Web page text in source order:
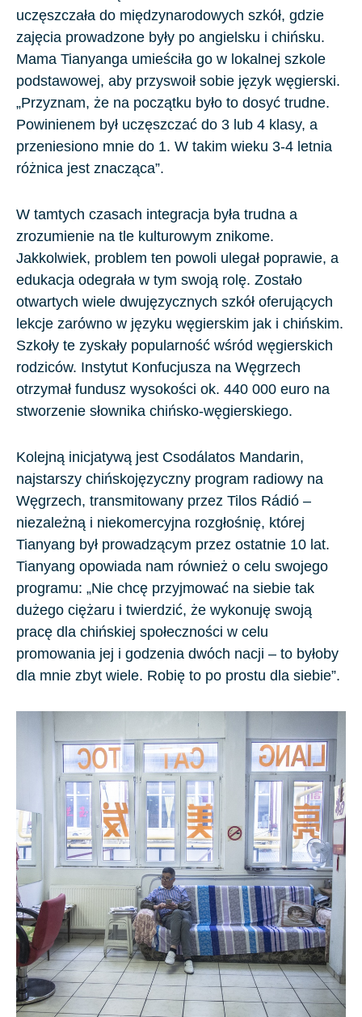
uczęszczała do międzynarodowych szkół, gdzie
zajęcia prowadzone były po angielsku i chińsku.
Mama Tianyanga umieściła go w lokalnej szkole
podstawowej, aby przyswoił sobie język węgierski.
„Przyznam, że na początku było to dosyć trudne.
Powinienem był uczęszczać do 3 lub 4 klasy, a
przeniesiono mnie do 1. W takim wieku 3-4 letnia
różnica jest znacząca”.
W tamtych czasach integracja była trudna a
zrozumienie na tle kulturowym znikome.
Jakkolwiek, problem ten powoli ulegał poprawie, a
edukacja odegrała w tym swoją rolę. Zostało
otwartych wiele dwujęzycznych szkół oferujących
lekcje zarówno w języku węgierskim jak i chińskim.
Szkoły te zyskały popularność wśród węgierskich
rodziców. Instytut Konfucjusza na Węgrzech
otrzymał fundusz wysokości ok. 440 000 euro na
stworzenie słownika chińsko-węgierskiego.
Kolejną inicjatywą jest Csodálatos Mandarin,
najstarszy chińskojęzyczny program radiowy na
Węgrzech, transmitowany przez Tilos Rádió –
niezależną i niekomercyjna rozgłośnię, której
Tianyang był prowadzącym przez ostatnie 10 lat.
Tianyang opowiada nam również o celu swojego
programu: „Nie chcę przyjmować na siebie tak
dużego ciężaru i twierdzić, że wykonuję swoją
pracę dla chińskiej społeczności w celu
promowania jej i godzenia dwóch nacji – to byłoby
dla mnie zbyt wiele. Robię to po prostu dla siebie”.